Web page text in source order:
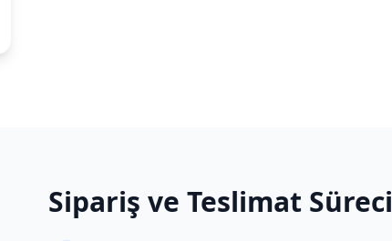
Sipariş ve Teslimat Süreci